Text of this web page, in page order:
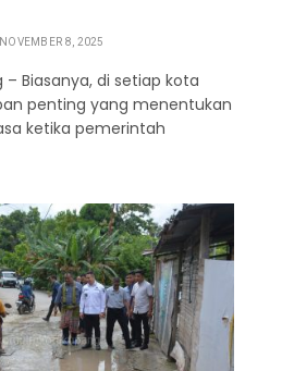
NOVEMBER 8, 2025
Biasanya, di setiap kota
penting yang menentukan
ketika pemerintah